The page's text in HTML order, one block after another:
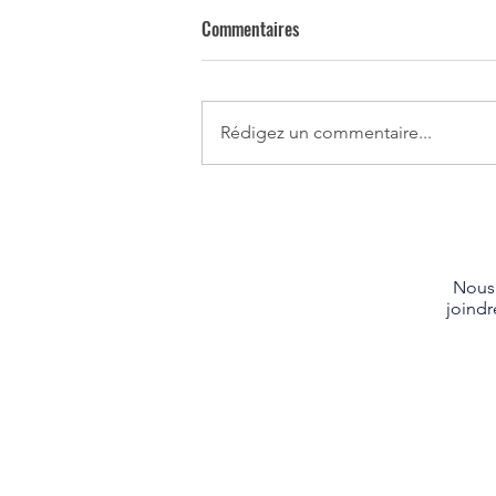
Commentaires
Rédigez un commentaire...
Nous